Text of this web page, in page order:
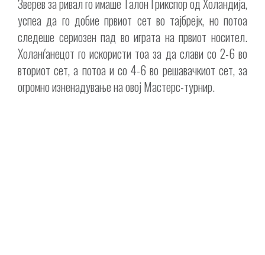
Зверев за ривал го имаше Талон Грикспор од Холандија,
успеа да го добие првиот сет во тајбрејк, но потоа
следеше сериозен пад во играта на првиот носител.
Холанѓанецот го искористи тоа за да слави со 2-6 во
вториот сет, а потоа и со 4-6 во решавачкиот сет, за
огромно изненадување на овој Мастерс-турнир.